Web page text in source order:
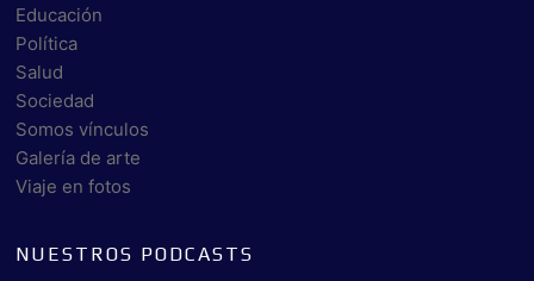
Educación
Política
Salud
Sociedad
Somos vínculos
Galería de arte
Viaje en fotos
NUESTROS PODCASTS